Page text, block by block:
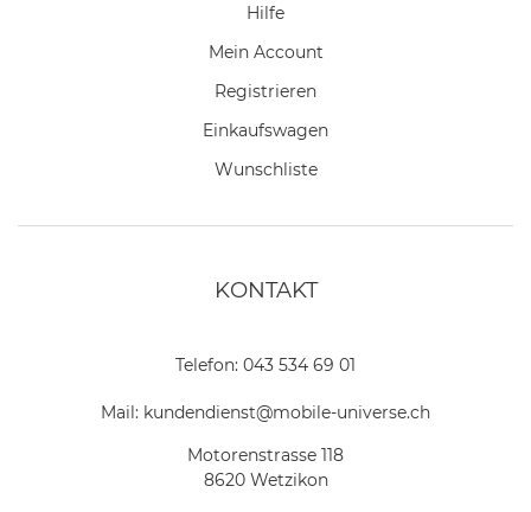
Hilfe
Mein Account
Registrieren
Einkaufswagen
Wunschliste
KONTAKT
Telefon: 043 534 69 01
Mail: kundendienst@mobile-universe.ch
Motorenstrasse 118
8620 Wetzikon